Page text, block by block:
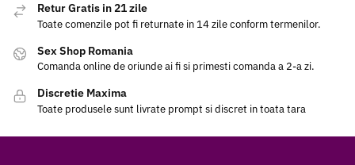
Retur Gratis in 21 zile
Toate comenzile pot fi returnate in 14 zile conform termenilor.
Sex Shop Romania
Comanda online de oriunde ai fi si primesti comanda a 2-a zi.
Discretie Maxima
Toate produsele sunt livrate prompt si discret in toata tara